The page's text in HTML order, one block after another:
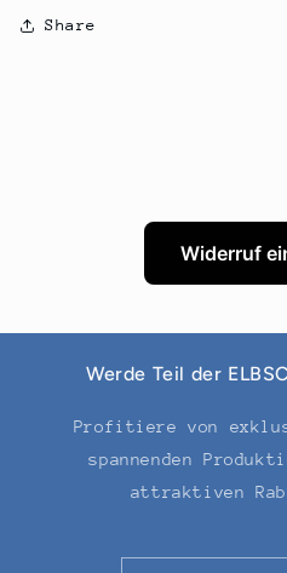
Share
Widerruf
Werde Teil der
Profitiere von
spannenden
attraktiven